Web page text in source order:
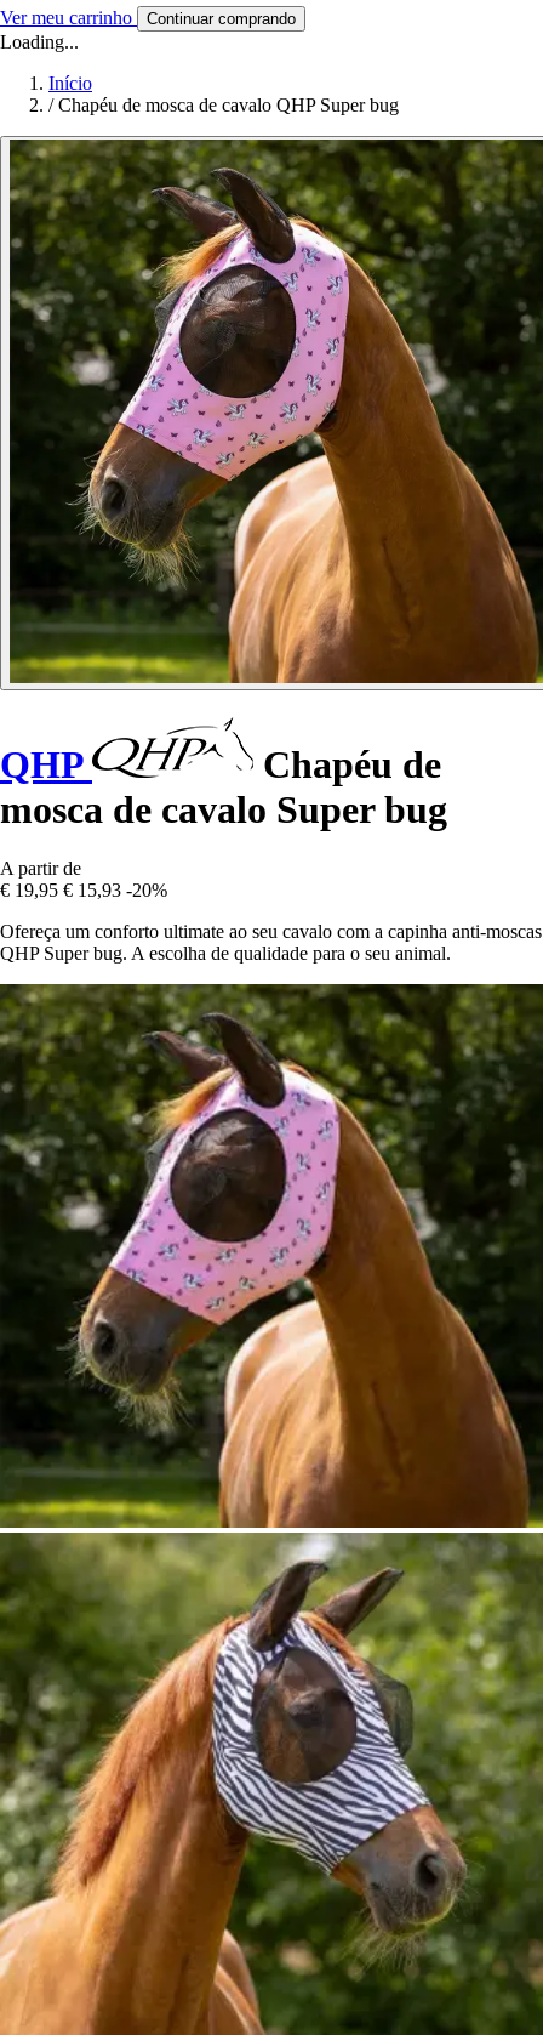
Ver meu carrinho Continuar comprando
Loading...
Início
/ Chapéu de mosca de cavalo QHP Super bug
QHP
Chapéu de
mosca de cavalo Super bug
A partir de
€ 19,95 € 15,93 -20%
Ofereça um conforto ultimate ao seu cavalo com a capinha anti-moscas
QHP Super bug. A escolha de qualidade para o seu animal.